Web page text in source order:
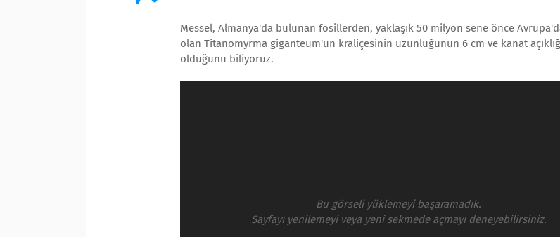
Messel, Almanya'da bulunan fosillerden, yaklaşık 50 milyon sene önce
olan Titanomyrma giganteum'un kraliçesinin uzunluğunun 6 cm ve kanat
olduğunu biliyoruz.
Bu görseli yüklemeyi başaramadık.
Sayfayı yenilemeyi veya yeni sekmede açmayı deneyebilirsiniz.